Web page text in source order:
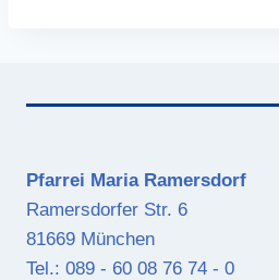
Pfarrei Maria Ramersdorf
Ramersdorfer Str. 6
81669 München
Tel.: 089 - 60 08 76 74 - 0